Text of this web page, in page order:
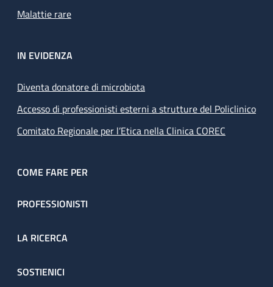
Malattie rare
IN EVIDENZA
Diventa donatore di microbiota
Accesso di professionisti esterni a strutture del Policlinico
Comitato Regionale per l’Etica nella Clinica COREC
COME FARE PER
PROFESSIONISTI
LA RICERCA
SOSTIENICI